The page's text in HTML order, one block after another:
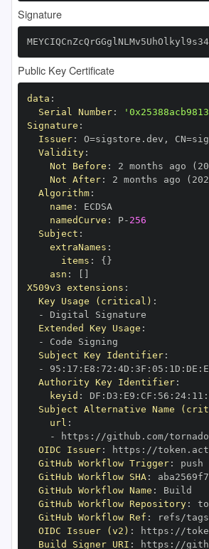
Signature
Public Key Certificate
data :
Serial Number:
Signature :
Issuer: O=sigstore.dev ,
Validity:
Not Before : 2 months ago
Not After: 2 months ago
Algorithm:
name :
namedCurve : P- 256
Subject :
extraNames :
items : { }
asn :
X509v3 extensions :
Key Usage (critical) :
-
Extended Key Usage :
-
Subject Key Identifier:
-
95 : 17 : E8 : 72 : 4D : 3F : 05 : 1D : DE :
Authority Key Identifier:
keyid : DF : D3 : E9 : CF : 56 : 24: 11 :
Subject Alternative Name
url :
-
https :
OIDC Issuer: https :
GitHub Workflow Trigger:
GitHub Workflow SHA:
GitHub Workflow Name :
GitHub Workflow Repository:
GitHub Workflow Ref :
OIDC Issuer (v2) : https :
Build Signer URI : https :